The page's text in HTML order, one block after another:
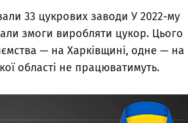
33 цукрових заводи У 2022-му
змоги виробляти цукор. Цього
— на Харківщині, одне — на
області не працюватимуть.